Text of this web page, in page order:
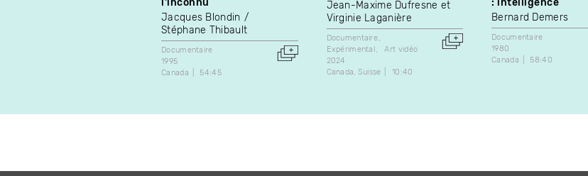
l'inconnu
Jacques Blondin
Stéphane Thibault
Documentaire
1995
Canada
54:45
Jean-Maxime Dufresne et
Virginie Laganière
Documentaire
Expérimental
Art vidéo
2024
Canada Suisse 10:40
: intelligence
Bernard Demers
Documentaire
1980
Canada
58:40